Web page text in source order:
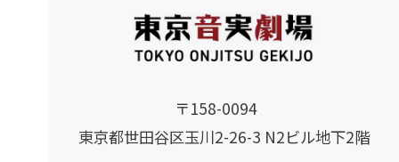
〒158-0094
東京都世田谷区玉川2-26-3 N2ビル地下2階